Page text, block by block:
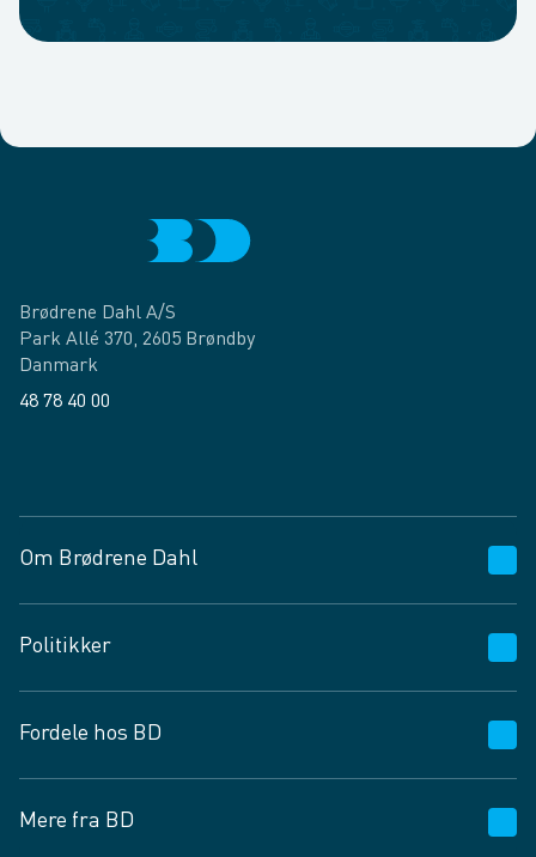
Brødrene Dahl A/S
Park Allé 370, 2605 Brøndby
Danmark
48 78 40 00
Om Brødrene Dahl
Vagttelefon 30 10 89 89
Spørgsmål og svar
Job og karriere
Fødevarekontrolrapport
Politikker
Privatlivspolitik
Cookies
Vilkår og betingelser
Fordele hos BD
BD app
Mere fra BD